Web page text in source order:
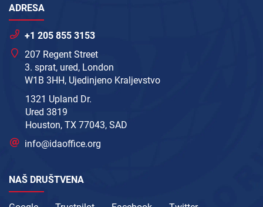
ADRESA
+1 205 855 3153
207 Regent Street
3. sprat, ured, London
W1B 3HH, Ujedinjeno Kraljevstvo
1321 Upland Dr.
Ured 3819
Houston, TX 77043, SAD
info@idaoffice.org
NAŠ DRUŠTVENA